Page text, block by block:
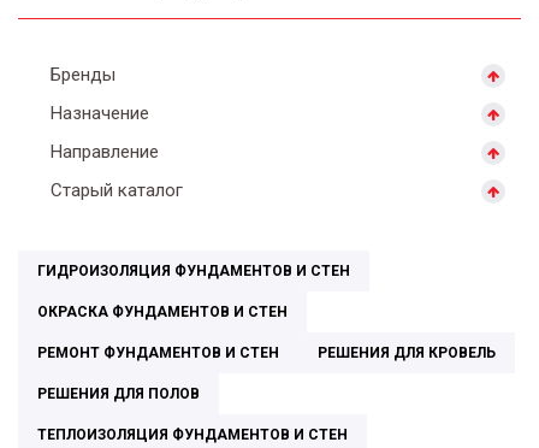
Бренды
Назначение
Направление
Старый каталог
ГИДРОИЗОЛЯЦИЯ ФУНДАМЕНТОВ И СТЕН
ОКРАСКА ФУНДАМЕНТОВ И СТЕН
РЕМОНТ ФУНДАМЕНТОВ И СТЕН РЕШЕНИЯ ДЛЯ КРОВЕЛЬ
РЕШЕНИЯ ДЛЯ ПОЛОВ
ТЕПЛОИЗОЛЯЦИЯ ФУНДАМЕНТОВ И СТЕН